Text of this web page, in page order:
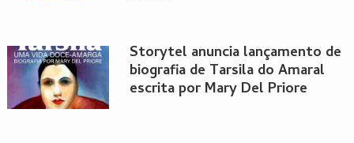
Storytel anuncia lançamento de
biografia de Tarsila do Amaral
escrita por Mary Del Priore